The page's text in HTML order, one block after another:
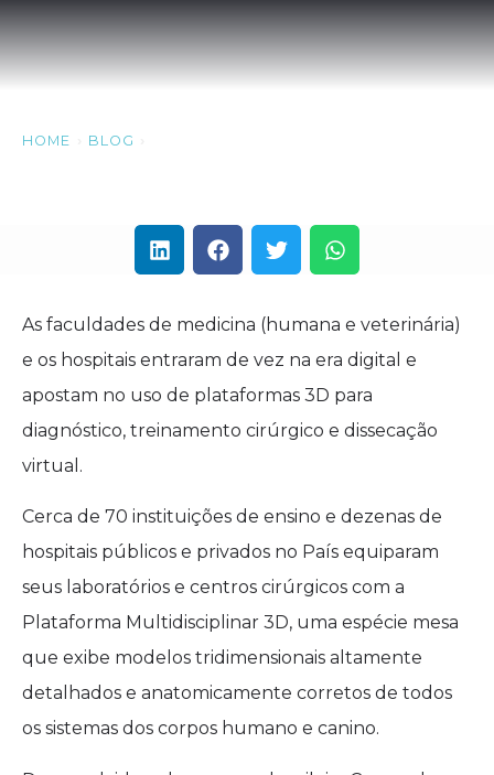
HOME BLOG
As faculdades de medicina (humana e veterinária)
e os hospitais entraram de vez na era digital e
apostam no uso de plataformas 3D para
diagnóstico, treinamento cirúrgico e dissecação
virtual.
Cerca de 70 instituições de ensino e dezenas de
hospitais públicos e privados no País equiparam
seus laboratórios e centros cirúrgicos com a
Plataforma Multidisciplinar 3D, uma espécie mesa
que exibe modelos tridimensionais altamente
detalhados e anatomicamente corretos de todos
os sistemas dos corpos humano e canino.